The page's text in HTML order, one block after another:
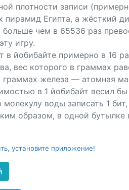
плотности записи
пирамид Египта, а жёсткий
чем в 65536 раз
игру.
в йобибайте примерно в 16
вес которого в граммах
железа — атомная
в 1 йобибайт весил
воды записать 1
образом, в одной
установите приложение!